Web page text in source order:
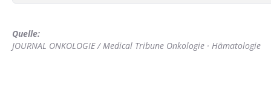
Quelle:
JOURNAL ONKOLOGIE / Medical Tribune Onkologie · Hämatologie